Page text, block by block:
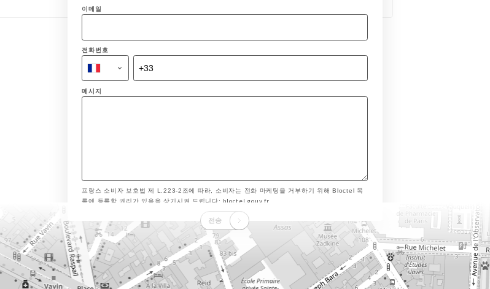
이메일
전화번호
메시지
프랑스 소비자 보호법 제 L.223-2조에 따라, 소비자는 전화 마케팅을 거부하기 위해 Bloctel 목
록에 등록할 권리가 있음을 상기시켜 드립니다: bloctel.gouv.fr
전송